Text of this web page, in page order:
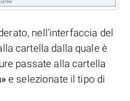
nell’interfaccia del
cartella dalla quale è
passate alla cartella
e selezionate il tipo di